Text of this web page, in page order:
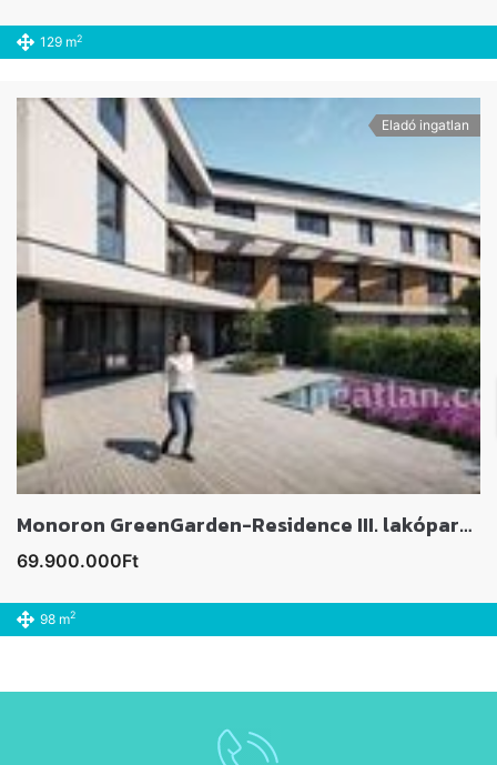
129 m2
Eladó ingatlan
Monoron GreenGarden-Residence III. lakóparkban lakás eladó
69.900.000Ft
98 m2